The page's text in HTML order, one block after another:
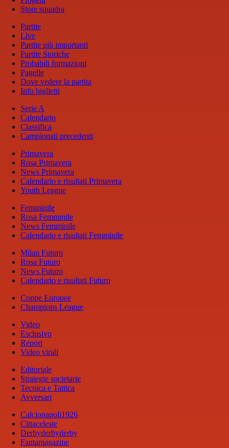
Store squadra
Partite
Live
Partite più importanti
Partite Storiche
Probabili formazioni
Pagelle
Dove vedere la partita
Info biglietti
Serie A
Calendario
Classifica
Campionati precedenti
Primavera
Rosa Primavera
News Primavera
Calendario e risultati Primavera
Youth League
Femminile
Rosa Femminile
News Femminile
Calendario e risultati Femminile
Milan Futuro
Rosa Futuro
News Futuro
Calendario e risultati Futuro
Coppe Europee
Champions League
Video
Esclusivo
Report
Video virali
Editoriale
Strategie societarie
Tecnica e Tattica
Avversari
Calcionapoli1926
Cittaceleste
Derbyderbyderby
Fantamagazine